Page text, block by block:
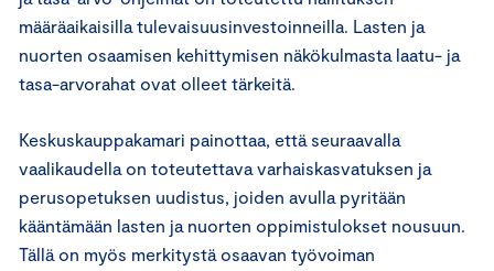
määräaikaisilla tulevaisuusinvestoinneilla. Lasten ja
nuorten osaamisen kehittymisen näkökulmasta laatu- ja
tasa-arvorahat ovat olleet tärkeitä.
Keskuskauppakamari painottaa, että seuraavalla
vaalikaudella on toteutettava varhaiskasvatuksen ja
perusopetuksen uudistus, joiden avulla pyritään
kääntämään lasten ja nuorten oppimistulokset nousuun.
Tällä on myös merkitystä osaavan työvoiman